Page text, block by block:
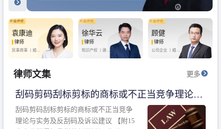
袁康迪
律师
民事商事 丨 婚姻
徐华云
律师
知识产权 丨 建设
顾健
律师
公司企业 丨婚姻
房产纠纷
律师文集 更多
刮码剪码刮标剪标的商标或不正当竞争理论与
实务及反刮码及诉讼建议 【附15省市是否侵权
案例裁判要旨】
刮码剪码刮标剪标的商标或不正当竞争
理论与实务及反刮码及诉讼建议 【附15